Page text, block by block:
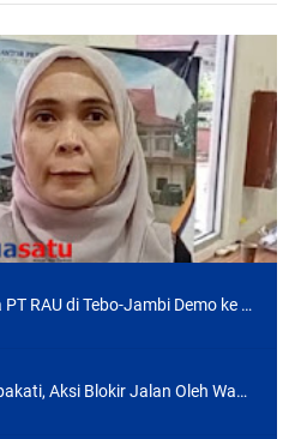
Puluhan Petani Plasma PT RAU di Tebo-Jambi Demo ke Kantah ATR BPN, Ini Tuntutannya
Ini Tuntutan Yang Disepakati, Aksi Blokir Jalan Oleh Warga Tiga Desa di Tebo Jambi